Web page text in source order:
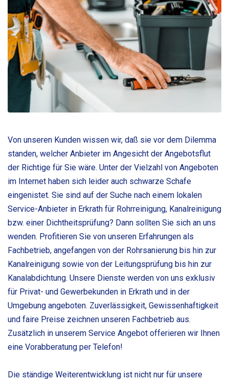
Von unseren Kunden wissen wir, daß sie vor dem Dilemma
standen, welcher Anbieter im Angesicht der Angebotsflut
der Richtige für Sie wäre. Unter der Vielzahl von Angeboten
im Internet haben sich leider auch schwarze Schafe
eingenistet. Sie sind auf der Suche nach einem lokalen
Service-Anbieter in Erkrath für Rohrreinigung, Kanalreinigung
bzw. einer Dichtheitsprüfung? Dann sollten Sie sich an uns
wenden. Profitieren Sie von unseren Erfahrungen als
Fachbetrieb, angefangen von der Rohrsanierung bis hin zur
Kanalreinigung sowie von der Leitungsprüfung bis hin zur
Kanalabdichtung. Unsere Dienste werden von uns exklusiv
für Privat- und Gewerbekunden in Erkrath und in der
Umgebung angeboten. Zuverlässigkeit, Gewissenhaftigkeit
und faire Preise zeichnen unseren Fachbetrieb aus.
Zusätzlich in unserem Service Angebot offerieren wir Ihnen
eine Vorabberatung per Telefon!
Die ständige Weiterentwicklung ist nicht nur für unsere